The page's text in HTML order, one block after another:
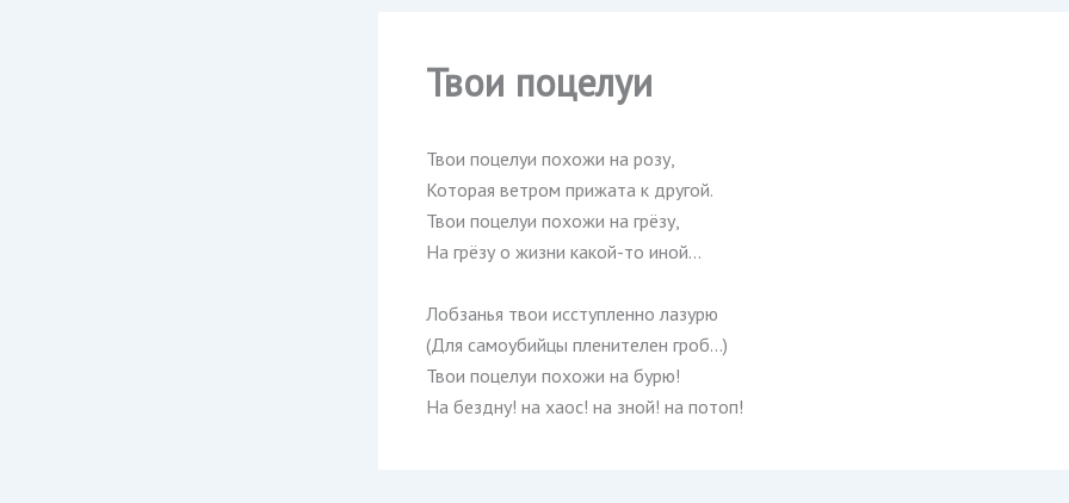
Твои поцелуи
Твои поцелуи похожи на розу,
Которая ветром прижата к другой.
Твои поцелуи похожи на грёзу,
На грёзу о жизни какой-то иной…
Лобзанья твои исступленно лазурю
(Для самоубийцы пленителен гроб…)
Твои поцелуи похожи на бурю!
На бездну! на хаос! на зной! на потоп!